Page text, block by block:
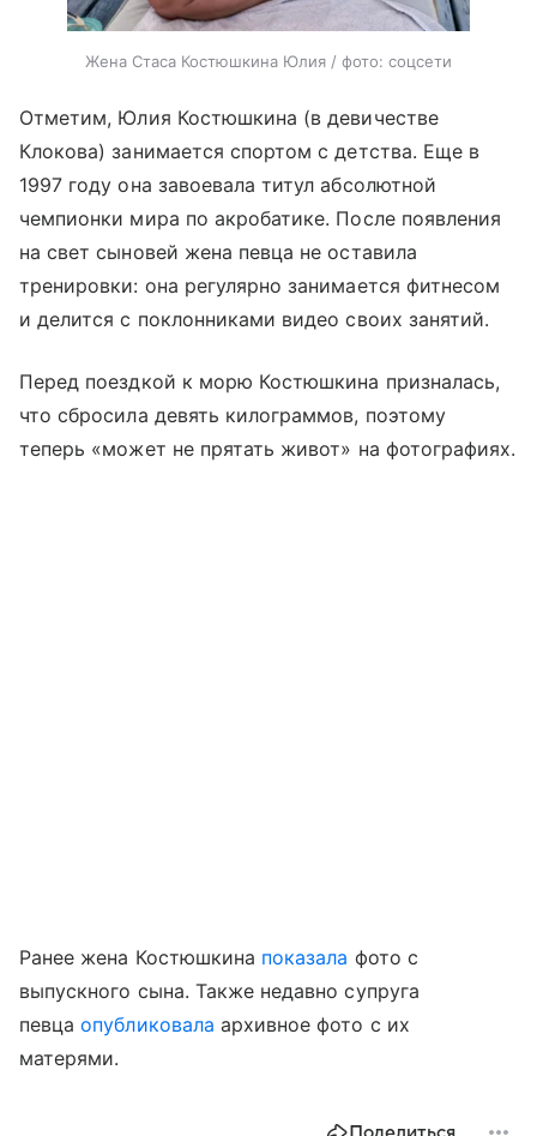
Жена Стаса Костюшкина Юлия / фото: соцсети
Отметим, Юлия Костюшкина (в девичестве
Клокова) занимается спортом с детства. Еще в
1997 году она завоевала титул абсолютной
чемпионки мира по акробатике. После появления
на свет сыновей жена певца не оставила
тренировки: она регулярно занимается фитнесом
и делится с поклонниками видео своих занятий.
Перед поездкой к морю Костюшкина призналась,
что сбросила девять килограммов, поэтому
теперь «может не прятать живот» на фотографиях.
Ранее жена Костюшкина показала фото с
выпускного сына. Также недавно супруга
певцаопубликовала архивное фото с их
матерями.